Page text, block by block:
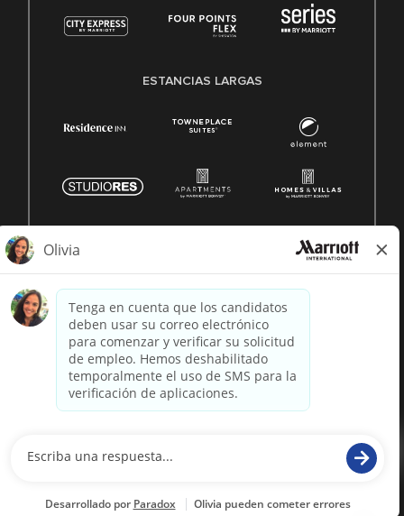
ESTANCIAS LARGAS
reservados. Marriott información patentada
paradox.ai